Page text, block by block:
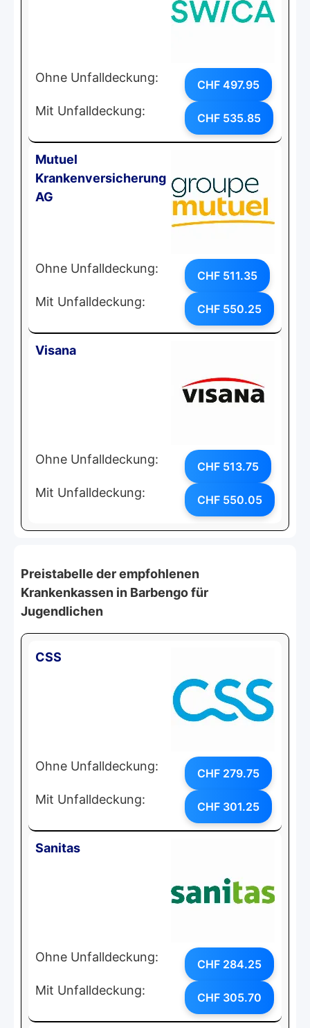
Ohne Unfalldeckung: CHF 497.95
Mit Unfalldeckung: CHF 535.85
Mutuel
Krankenversicherung
AG
Ohne Unfalldeckung: CHF 511.35
Mit Unfalldeckung: CHF 550.25
Visana
Ohne Unfalldeckung: CHF 513.75
Mit Unfalldeckung: CHF 550.05
Preistabelle der empfohlenen
Krankenkassen in Barbengo für
Jugendlichen
CSS
Ohne Unfalldeckung: CHF 279.75
Mit Unfalldeckung: CHF 301.25
Sanitas
Ohne Unfalldeckung: CHF 284.25
Mit Unfalldeckung: CHF 305.70